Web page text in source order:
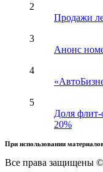
2
Продажи
3
Анонс
4
5
Доля флит-
20%
При использовании
Все права защищены